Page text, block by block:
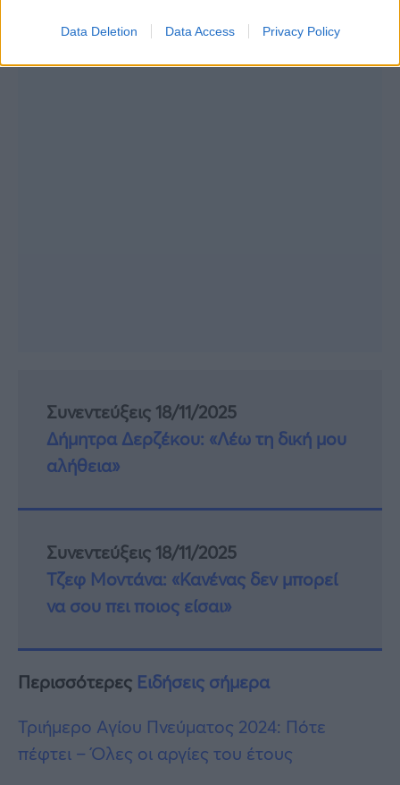
Data Deletion Data Access Privacy Policy
Συνεντεύξεις 18/11/2025
Δήμητρα Δερζέκου: «Λέω τη δική μου
αλήθεια»
Συνεντεύξεις 18/11/2025
Τζεφ Μοντάνα: «Κανένας δεν μπορεί
να σου πει ποιος είσαι»
Περισσότερες Ειδήσεις σήμερα
Τριήμερο Αγίου Πνεύματος 2024: Πότε
πέφτει – Όλες οι αργίες του έτους